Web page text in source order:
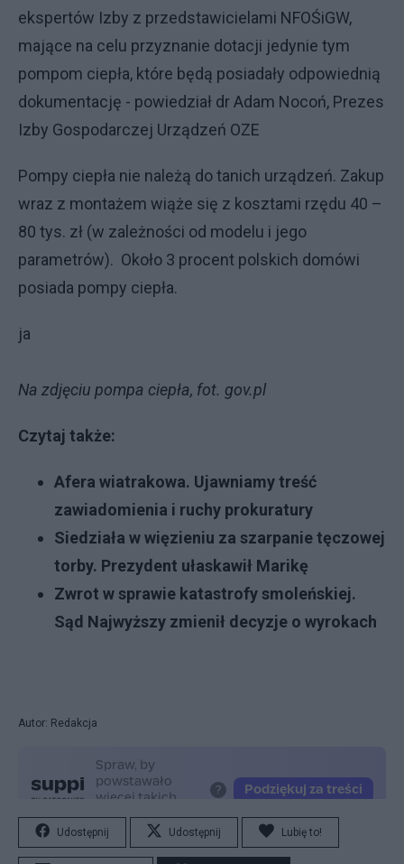
ekspertów Izby z przedstawicielami NFOŚiGW,
mające na celu przyznanie dotacji jedynie tym
pompom ciepła, które będą posiadały odpowiednią
dokumentację - powiedział dr Adam Nocoń, Prezes
Izby Gospodarczej Urządzeń OZE
Pompy ciepła nie należą do tanich urządzeń. Zakup
wraz z montażem wiąże się z kosztami rzędu 40 –
80 tys. zł (w zależności od modelu i jego
parametrów). Około 3 procent polskich domówi
posiada pompy ciepła.
ja
Na zdjęciu pompa ciepła, fot. gov.pl
Czytaj także:
Afera wiatrakowa. Ujawniamy treść
zawiadomienia i ruchy prokuratury
Siedziała w więzieniu za szarpanie tęczowej
torby. Prezydent ułaskawił Marikę
Zwrot w sprawie katastrofy smoleńskiej.
Sąd Najwyższy zmienił decyzje o wyrokach
Autor: Redakcja
Udostępnij Udostępnij Lubię to!